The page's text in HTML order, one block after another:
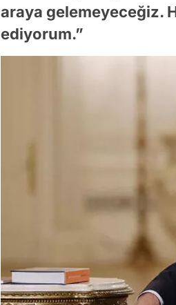
araya gelemeyeceğiz.
ediyorum.”